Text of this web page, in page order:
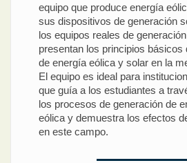
equipo que produce energía
sus dispositivos de generación
los equipos reales de
presentan los principios básicos
de energía eólica y solar en la
El equipo es ideal para
que guía a los estudiantes a
los procesos de generación de
eólica y demuestra los efectos
en este campo.